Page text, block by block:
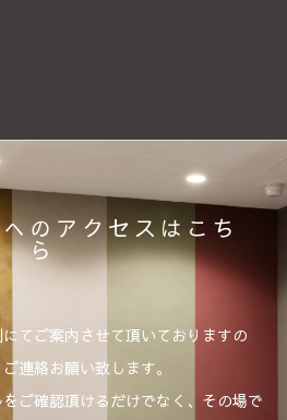
のアクセスはこち
ら
てご案内させて頂いておりますの
連絡お願い致します。
ご確認頂けるだけでなく、その場で